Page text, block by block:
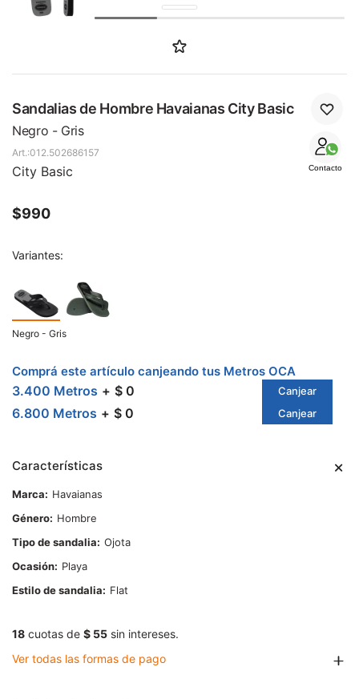
Sandalias de Hombre Havaianas City Basic
Negro - Gris
Contacto
012.502686157
City Basic
$990
Variantes:
Negro - Gris
Comprá este artículo canjeando tus Metros OCA
3.400 Metros $ 0 Canjear
6.800 Metros $ 0 Canjear
Características
Marca
Havaianas
Género
Hombre
Tipo de sandalia
Ojota
Ocasión
Playa
Estilo de sandalia
Flat
18 cuotas de $ 55 sin intereses.
Ver todas las formas de pago